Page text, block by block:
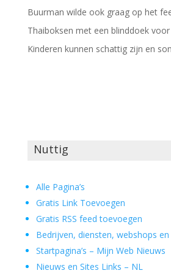
Buurman wilde ook graag op het
Thaiboksen met een blinddoek
Kinderen kunnen schattig zijn en
Nuttig
Alle Pagina’s
Gratis Link Toevoegen
Gratis RSS feed toevoegen
Bedrijven, diensten, webshops
Startpagina’s – Mijn Web Nieuws
Nieuws en Sites Links – NL